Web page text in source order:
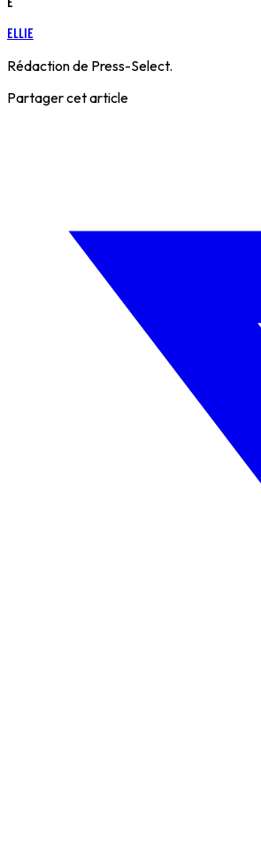
Ellie
Rédaction de Press-Select.
Partager cet article